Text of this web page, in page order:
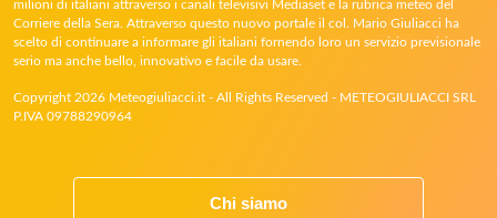
milioni di italiani attraverso i canali televisivi Mediaset e la rubrica meteo del
Corriere della Sera. Attraverso questo nuovo portale il col. Mario Giuliacci ha
scelto di continuare a informare gli italiani fornendo loro un servizio previsionale
serio ma anche bello, innovativo e facile da usare.
Copyright 2026 Meteogiuliacci.it - All Rights Reserved - METEOGIULIACCI SRL
P.IVA 09788290964
Chi siamo